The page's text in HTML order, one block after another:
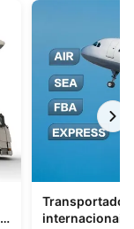
internacionais